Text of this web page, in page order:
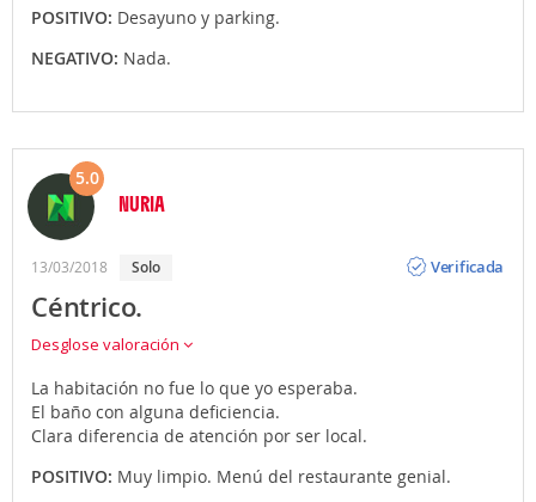
POSITIVO: Desayuno y parking.
NEGATIVO: Nada.
5.0
NURIA
13/03/2018 solo
Verificada
Céntrico.
Desglose valoración
La habitación no fue lo que yo esperaba.
El baño con alguna deficiencia.
Clara diferencia de atención por ser local.
POSITIVO: Muy limpio. Menú del restaurante genial.